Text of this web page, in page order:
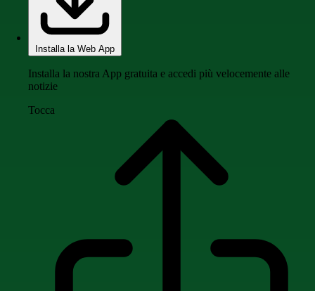
Installa la Web App
Installa la nostra App gratuita e accedi più velocemente alle
notizie
Tocca